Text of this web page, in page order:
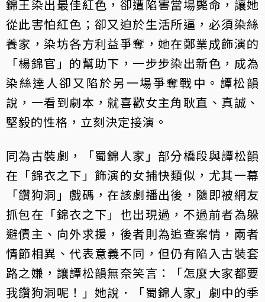
錦王染出最佳紅色，卻遭陷害當場斃命，讓她
從此害怕紅色；卻又迫於生活所逼，必須染絲
養家，染坊各方利益爭奪，她在鄭業成飾演的
「楊錦官」的幫助下，一步步染出新色，成為
染絲達人卻又陷於另一場爭奪戰中。譚松韻
說，一看到劇本，就喜歡女主角耿直、真誠、
堅毅的性格，立刻決定接演。
同為古裝劇，「蜀錦人家」部分橋段與譚松韻
在「錦衣之下」飾演的女捕快類似，尤其一幕
「鑽狗洞」戲碼，在該劇播出後，隨即被網友
抓包在「錦衣之下」也出現過，不過前者為躲
避債主、向外求援，後者則為追查案情，兩者
情節相異、代表意義不同，但仍有陷入古裝套
路之嫌，讓譚松韻無奈笑言：「怎麼大家都要
我鑽狗洞呢！」她說．「蜀錦人家」劇中的季